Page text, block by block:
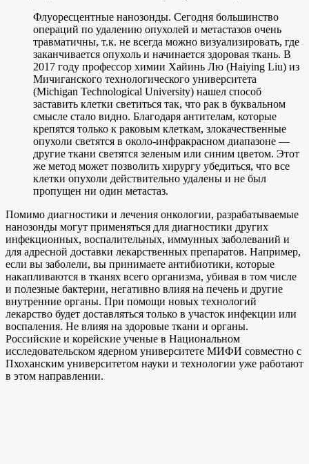
Флуоресцентные нанозонды. Сегодня большинство
операций по удалению опухолей и метастазов очень
травматичны, т.к. не всегда можно визуализировать, где
заканчивается опухоль и начинается здоровая ткань. В
2017 году профессор химии Хайинь Лю (Haiying Liu) из
Мичиганского технологического университета
(Michigan Technological University) нашел способ
заставить клетки светиться так, что рак в буквальном
смысле стало видно. Благодаря антителам, которые
крепятся только к раковым клеткам, злокачественные
опухоли светятся в около-инфракрасном диапазоне —
другие ткани светятся зеленым или синим цветом. Этот
же метод может позволить хирургу убедиться, что все
клетки опухоли действительно удалены и не был
пропущен ни один метастаз.
​Помимо диагностики и лечения онкологии, разрабатываемые
нанозонды могут применяться для диагностики других
инфекционных, воспалительных, иммунных заболеваний и
для адресной доставки лекарственных препаратов. Например,
если вы заболели, вы принимаете антибиотики, которые
накапливаются в тканях всего организма, убивая в том числе
и полезные бактерии, негативно влияя на печень и другие
внутренние органы. При помощи новых технологий
лекарство будет доставляться только в участок инфекции или
воспаления. Не влияя на здоровые ткани и органы.
Российские и корейские ученые в Национальном
исследовательском ядерном университете МИФИ совместно с
Пхоханским университетом науки и технологии уже работают
в этом направлении.